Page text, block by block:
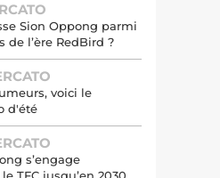
Sion Oppong parmi
de l’ère RedBird ?
voici le
d'été
s’engage